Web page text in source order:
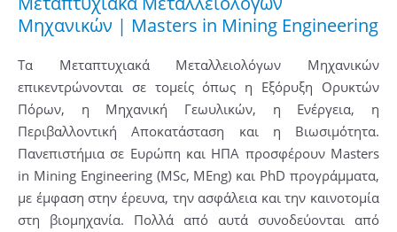
Μηχανικών | Masters in Mining Engineering
Τα Μεταπτυχιακά Μεταλλειολόγων Μηχανικών
επικεντρώνονται σε τομείς όπως η Εξόρυξη Ορυκτών
Πόρων, η Μηχανική Γεωυλικών, η Ενέργεια, η
Περιβαλλοντική Αποκατάσταση και η Βιωσιμότητα.
Πανεπιστήμια σε Ευρώπη και ΗΠΑ προσφέρουν Masters
in Mining Engineering (MSc, MEng) και PhD προγράμματα,
με έμφαση στην έρευνα, την ασφάλεια και την καινοτομία
στη βιομηχανία. Πολλά από αυτά συνοδεύονται από